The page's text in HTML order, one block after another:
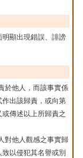
顯出現錯誤、誹謗
於他人，而該事實係
出該歸責，或向第
傳述以上所歸責之
對他人觀感之事實歸
以侵犯其名譽或別